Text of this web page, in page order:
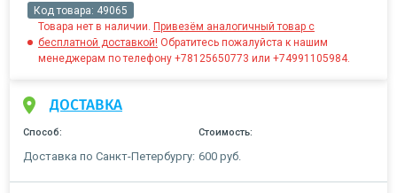
Код товара: 49065
Товара нет в наличии. Привезём аналогичный товар с
бесплатной доставкой! Обратитесь пожалуйста к нашим
менеджерам по телефону +78125650773 или +74991105984.
ДОСТАВКА
Способ: Стоимость:
Доставка по Санкт-Петербургу: 600 руб.